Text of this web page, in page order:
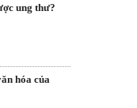
ung thư?
hóa của